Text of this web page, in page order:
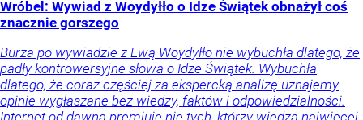
Wróbel: Wywiad z Woydyłło o Idze Świątek obnażył coś
znacznie gorszego
Burza po wywiadzie z Ewą Woydyłło nie wybuchła dlatego, że
padły kontrowersyjne słowa o Idze Świątek. Wybuchła
dlatego, że coraz częściej za ekspercką analizę uznajemy
opinie wygłaszane bez wiedzy, faktów i odpowiedzialności.
Internet od dawna premiuje nie tych, którzy wiedzą najwięcej,